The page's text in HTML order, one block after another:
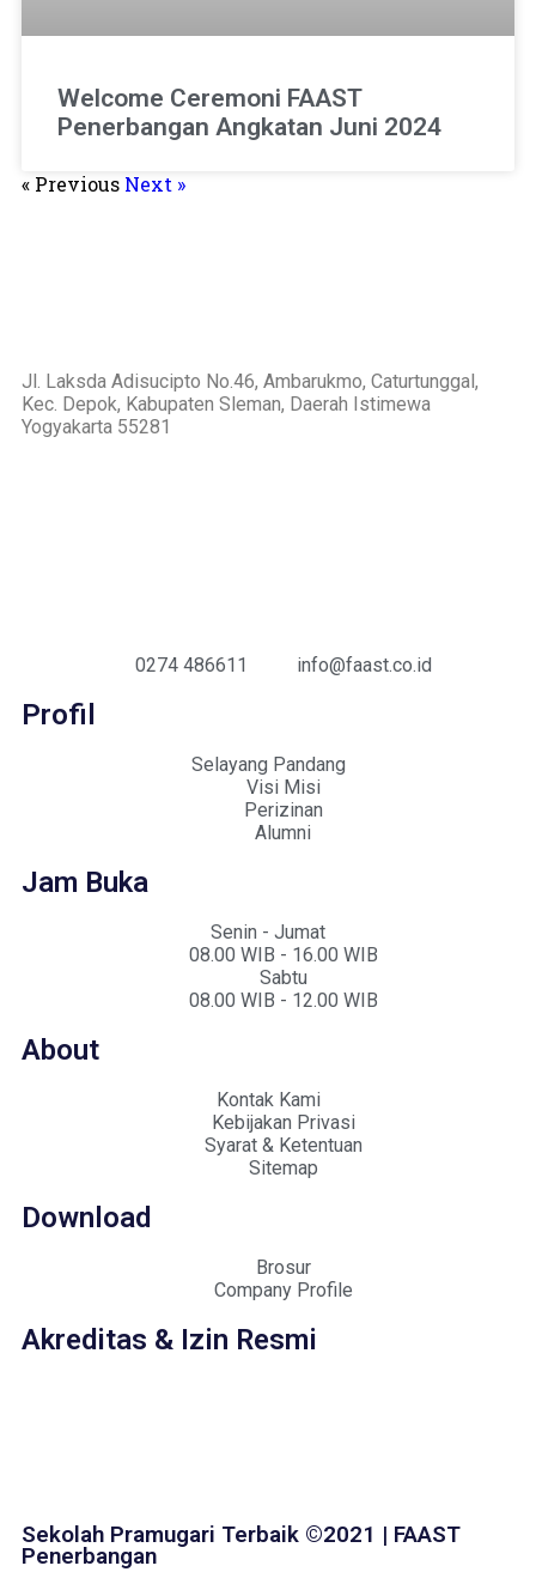
Welcome Ceremoni FAAST
Penerbangan Angkatan Juni 2024
« Previous Next »
Jl. Laksda Adisucipto No.46, Ambarukmo, Caturtunggal,
Kec. Depok, Kabupaten Sleman, Daerah Istimewa
Yogyakarta 55281
0274 486611 info@faast.co.id
Profil
Selayang Pandang
Visi Misi
Perizinan
Alumni
Jam Buka
Senin - Jumat
08.00 WIB - 16.00 WIB
Sabtu
08.00 WIB - 12.00 WIB
About
Kontak Kami
Kebijakan Privasi
Syarat & Ketentuan
Sitemap
Download
Brosur
Company Profile
Akreditas & Izin Resmi
Sekolah Pramugari Terbaik ©2021 | FAAST
Penerbangan